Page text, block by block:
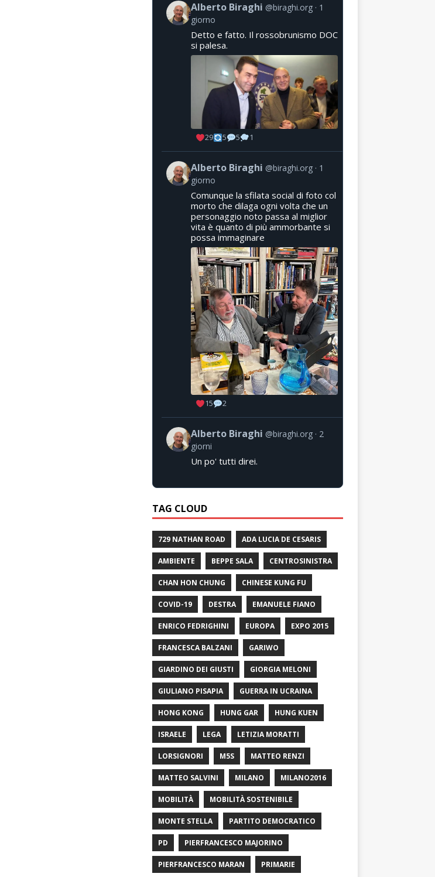
Alberto Biraghi @biraghi.org
1
giorno
Detto e fatto. Il rossobrunismo DOC
si palesa.
29 5 5 1
Alberto Biraghi @biraghi.org
1
giorno
Comunque la sfilata social di foto col
morto che dilaga ogni volta che un
personaggio noto passa al miglior
vita è quanto di più ammorbante si
possa immaginare
15 2
Alberto Biraghi @biraghi.org
2
giorni
Un po' tutti direi.
TAG CLOUD
729 NATHAN ROAD ADA LUCIA DE CESARIS
AMBIENTE BEPPE SALA CENTROSINISTRA
CHAN HON CHUNG CHINESE KUNG FU
COVID-19 DESTRA EMANUELE FIANO
ENRICO FEDRIGHINI EUROPA EXPO 2015
FRANCESCA BALZANI GARIWO
GIARDINO DEI GIUSTI GIORGIA MELONI
GIULIANO PISAPIA GUERRA IN UCRAINA
HONG KONG HUNG GAR HUNG KUEN
ISRAELE LEGA LETIZIA MORATTI
LORSIGNORI M5S MATTEO RENZI
MATTEO SALVINI MILANO MILANO2016
MOBILITÀ MOBILITÀ SOSTENIBILE
MONTE STELLA PARTITO DEMOCRATICO
PD PIERFRANCESCO MAJORINO
PIERFRANCESCO MARAN PRIMARIE